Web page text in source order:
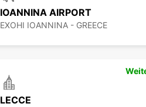
IOANNINA AIRPORT
EXOHI IOANNINA - GREECE
LECCE